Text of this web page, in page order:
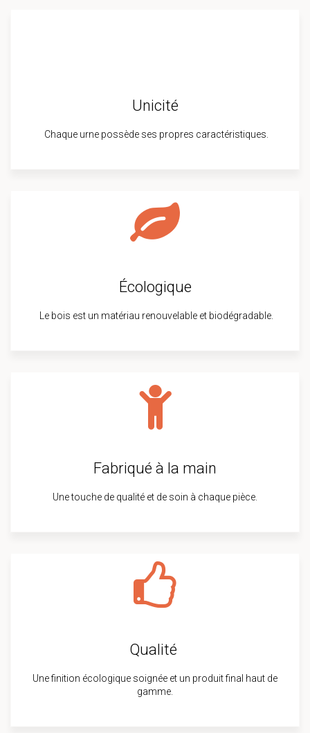
Unicité
Chaque urne possède ses propres caractéristiques.
Écologique
Le bois est un matériau renouvelable et biodégradable.
Fabriqué à la main
Une touche de qualité et de soin à chaque pièce.
Qualité
Une finition écologique soignée et un produit final haut de
gamme.